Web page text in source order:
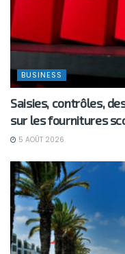
BUSINESS
Saisies, contrôles,
sur les fournitures
5 AOÛT 2026